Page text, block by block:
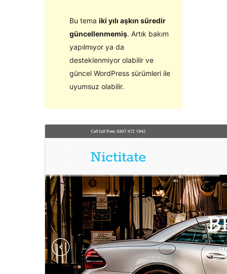
Bu tema iki yılı aşkın süredir
güncellenmemiş. Artık bakım
yapılmıyor ya da
desteklenmiyor olabilir ve
güncel WordPress sürümleri ile
uyumsuz olabilir.